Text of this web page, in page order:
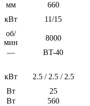
мм
660
кВт 11/15
об/
мин
8000
—
BT-40
кВт
2.5 / 2.5 / 2.5
Вт
25
Вт
560